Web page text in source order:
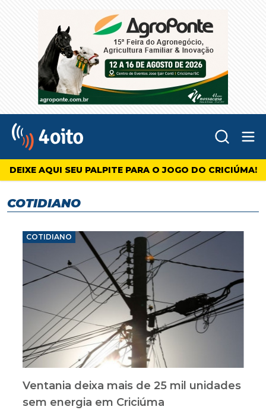
4oito
DEIXE AQUI SEU PALPITE PARA O JOGO DO CRICIÚMA!
COTIDIANO
COTIDIANO
Ventania deixa mais de 25 mil unidades
sem energia em Criciúma